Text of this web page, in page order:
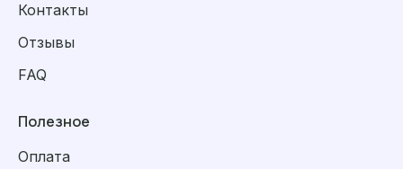
Контакты
Отзывы
FAQ
Полезное
Оплата